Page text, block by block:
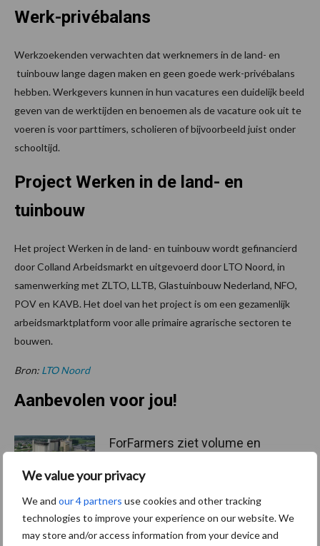
We value your privacy
We and our 4 partners use cookies and other tracking
technologies to improve your experience on our website. We
may store and/or access information from your device and
Werk-privébalans
Werkzoekenden verwachten dat werknemers in de land- en
tuinbouw lange dagen maken en geen goede werk-privébalans
hebben. Werkgevers kunnen in hun vacatures een duidelijk beeld
geven van de werktijden en benoemen als de vacature ook uit te
voeren is voor parttimers, scholieren of bijvoorbeeld juist onder
schooltijd.
Project Werken in de land- en
tuinbouw
Het project Werken in de land- en tuinbouw wordt gefinancierd
door Colland Arbeidsmarkt en uitgevoerd door LTO Noord, in
samenwerking met ZLTO, LLTB, Glastuinbouw Nederland, NFO,
POV en KAVB. Het doel van het project is om een gezamenlijk
arbeidsmarktplatform voor alle primaire agrarische sectoren te
bouwen.
Bron: LTO Noord
Aanbevolen voor jou!
ForFarmers ziet volume en
krimpende Nederlandse
Tien praktische tips voor